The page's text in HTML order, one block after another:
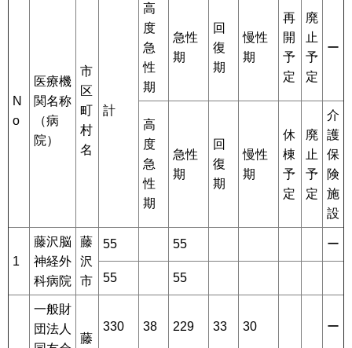
N
o
医療機
関名称
（病
院）
市
区
町
村
名
計
高
度
急
性
期
急性
期
回
復
期
慢性
期
再
開
予
定
廃
止
予
定
ー
高
度
急
性
期
急性
期
回
復
期
慢性
期
休
棟
予
定
廃
止
予
定
介
護
保
険
施
設
1
藤沢脳
神経外
科病院
藤
沢
市
55 55 ー
55 55
一般財
団法人
藤
330 38 229 33 30 ー